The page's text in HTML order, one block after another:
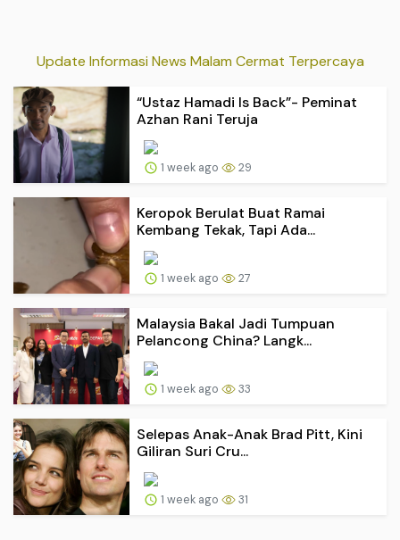
Update Informasi News Malam Cermat Terpercaya
“Ustaz Hamadi Is Back”- Peminat
Azhan Rani Teruja
1 week ago 29
Keropok Berulat Buat Ramai
Kembang Tekak, Tapi Ada...
1 week ago 27
Malaysia Bakal Jadi Tumpuan
Pelancong China? Langk...
1 week ago 33
Selepas Anak-Anak Brad Pitt, Kini
Giliran Suri Cru...
1 week ago 31